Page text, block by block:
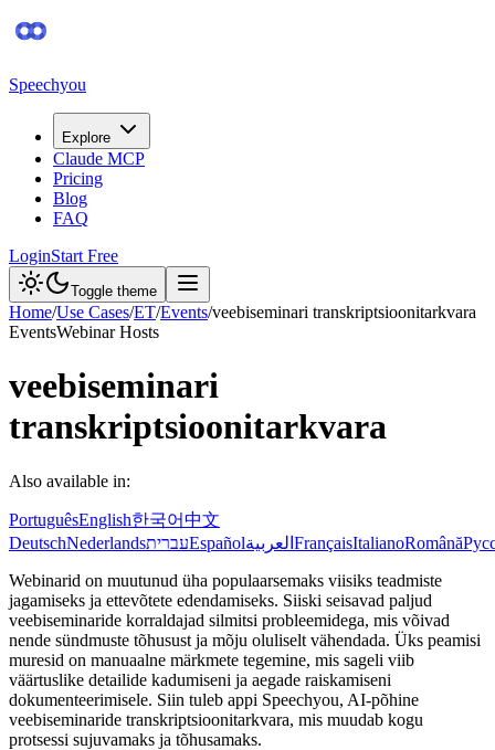
Speechyou
Explore
Claude MCP
Pricing
Blog
FAQ
LoginStart Free
Toggle theme
Home/Use Cases/ET/Events/veebiseminari transkriptsioonitarkvara
EventsWebinar Hosts
veebiseminari
transkriptsioonitarkvara
Also available in:
PortuguêsEnglish한국어中文
DeutschNederlandsעבריתEspañolالعربية FrançaisItalianoRomână
Webinarid on muutunud üha populaarsemaks viisiks teadmiste
jagamiseks ja ettevõtete edendamiseks. Siiski seisavad paljud
veebiseminaride korraldajad silmitsi probleemidega, mis võivad
nende sündmuste tõhusust ja mõju oluliselt vähendada. Üks peamisi
muresid on manuaalne märkmete tegemine, mis sageli viib
väärtuslike detailide kadumiseni ja aegade raiskamiseni
dokumenteerimisele. Siin tuleb appi Speechyou, AI-põhine
veebiseminaride transkriptsioonitarkvara, mis muudab kogu
protsessi sujuvamaks ja tõhusamaks.